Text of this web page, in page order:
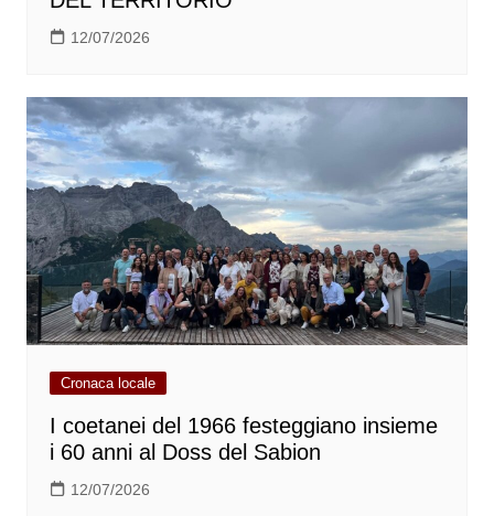
12/07/2026
Cronaca locale
I coetanei del 1966 festeggiano insieme
i 60 anni al Doss del Sabion
12/07/2026